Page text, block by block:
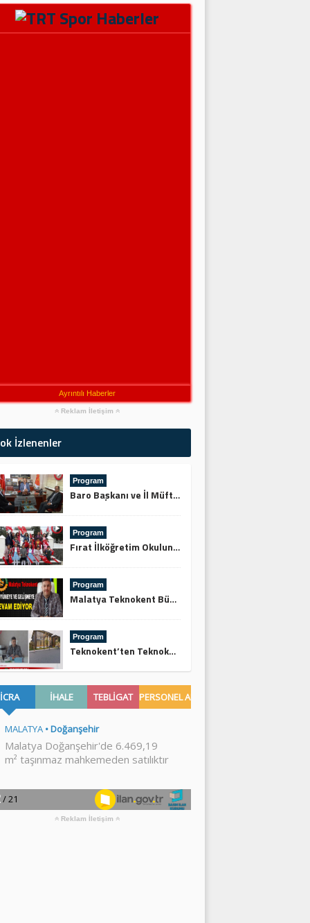
Ayrıntılı Haberler
Reklam İletişim
İzlenenler
Program
Baro Başkanı ve İl Müftüsünden Keskin’e Ziyaret
Program
Fırat İlköğretim Okulundan Şehitliğe Ziyaret
Program
Malatya Teknokent Büyümeye ve Gelişmeye Devam Ediyor
Program
Teknokent’ten Teknoköy’e
Reklam İletişim